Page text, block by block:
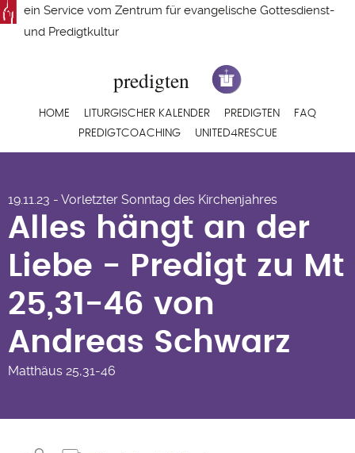
Direkt
zum
ein Service vom Zentrum für evangelische Gottesdienst-
und Predigtkultur
Hauptnavigation
HOME LITURGISCHER KALENDER PREDIGTEN
FAQ
PREDIGTCOACHING
UNITED4RESCUE
Liebe - Predigt zu Mt
25,31-46 von
Andreas Schwarz
19.11.23 - Vorletzter Sonntag des Kirchenjahres
Alles hängt an der
Liebe - Predigt zu Mt
25,31-46 von
Andreas Schwarz
Matthäus 25,31-46